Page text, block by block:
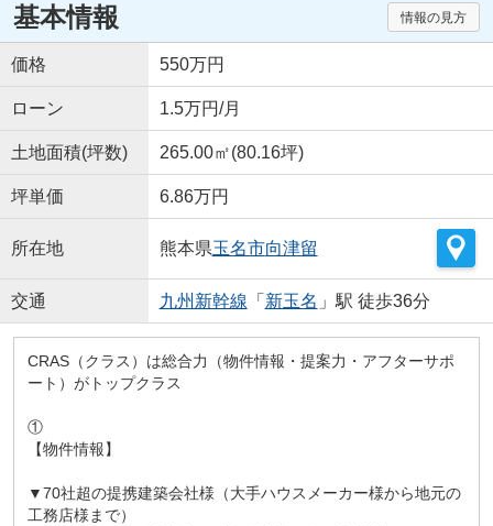
基本情報 情報の見方
価格 550万円
ローン 1.5万円/月
土地面積(坪数) 265.00㎡(80.16坪)
坪単価 6.86万円
所在地 熊本県玉名市向津留
交通 九州新幹線 「 新玉名 」駅 徒歩36分
CRAS（クラス）は総合力（物件情報・提案力・アフターサポ
ート）がトップクラス
①
【物件情報】
▼70社超の提携建築会社様（大手ハウスメーカー様から地元の
工務店様まで）